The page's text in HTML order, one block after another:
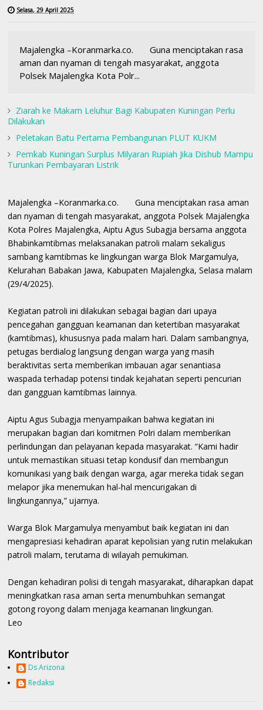
Selasa, 29 April 2025
Majalengka –Koranmarka.co. Guna menciptakan rasa
aman dan nyaman di tengah masyarakat, anggota
Polsek Majalengka Kota Polr...
Ziarah ke Makam Leluhur Bagi Kabupaten Kuningan Perlu
Dilakukan
Peletakan Batu Pertama Pembangunan PLUT KUKM
Pemkab Kuningan Surplus Milyaran Rupiah Jika Dishub Mampu
Turunkan Pembayaran Listrik
Majalengka –Koranmarka.co. Guna menciptakan rasa aman
dan nyaman di tengah masyarakat, anggota Polsek Majalengka
Kota Polres Majalengka, Aiptu Agus Subagja bersama anggota
Bhabinkamtibmas melaksanakan patroli malam sekaligus
sambang kamtibmas ke lingkungan warga Blok Margamulya,
Kelurahan Babakan Jawa, Kabupaten Majalengka, Selasa malam
(29/4/2025).
Kegiatan patroli ini dilakukan sebagai bagian dari upaya
pencegahan gangguan keamanan dan ketertiban masyarakat
(kamtibmas), khususnya pada malam hari. Dalam sambangnya,
petugas berdialog langsung dengan warga yang masih
beraktivitas serta memberikan imbauan agar senantiasa
waspada terhadap potensi tindak kejahatan seperti pencurian
dan gangguan kamtibmas lainnya.
Aiptu Agus Subagja menyampaikan bahwa kegiatan ini
merupakan bagian dari komitmen Polri dalam memberikan
perlindungan dan pelayanan kepada masyarakat. “Kami hadir
untuk memastikan situasi tetap kondusif dan membangun
komunikasi yang baik dengan warga, agar mereka tidak segan
melapor jika menemukan hal-hal mencurigakan di
lingkungannya,” ujarnya.
Warga Blok Margamulya menyambut baik kegiatan ini dan
mengapresiasi kehadiran aparat kepolisian yang rutin melakukan
patroli malam, terutama di wilayah pemukiman.
Dengan kehadiran polisi di tengah masyarakat, diharapkan dapat
meningkatkan rasa aman serta menumbuhkan semangat
gotong royong dalam menjaga keamanan lingkungan.
Leo
Kontributor
Ds Arizona
Redaksi